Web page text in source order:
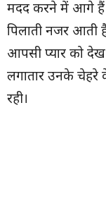
मदद करने में आगे हैं।
पिलाती नजर आती
आपसी प्यार को
लगातार उनके
रही।